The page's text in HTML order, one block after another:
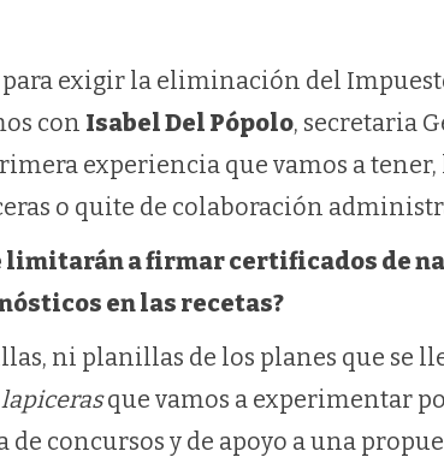
exigir la eliminación del
con Isabel Del Pópolo, secretaria
experiencia que vamos a tener,
o quite de colaboración
limitarán a firmar certificados de
en las recetas?
ni planillas de los planes que se
que vamos a experimentar
concursos y de apoyo a una